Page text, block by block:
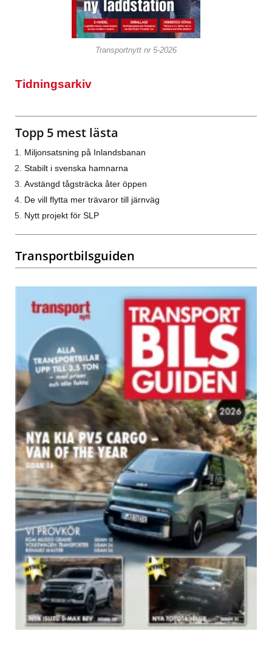
Transportnytt nr 5-2026
Tidningsarkiv
Topp 5 mest lästa
Miljonsatsning på Inlandsbanan
Stabilt i svenska hamnarna
Avstängd tågsträcka åter öppen
De vill flytta mer trävaror till järnväg
Nytt projekt för SLP
Transportbilsguiden